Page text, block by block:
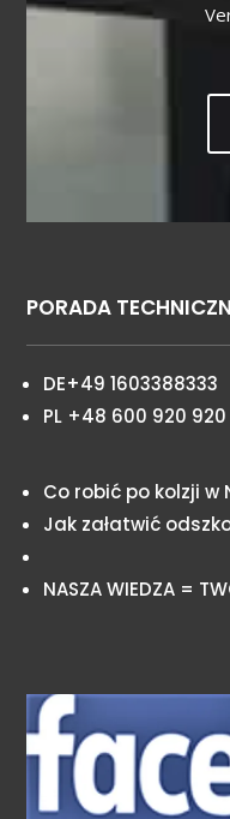
PORADA
DE+49 1603388333
PL +48 600 920 920
Co robić po kolzji w
Jak załatwić
NASZA WIEDZA =